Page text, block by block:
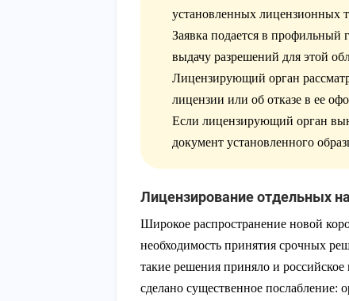
установленных лицензионных
Заявка подается в профильный
выдачу разрешений для этой
Лицензирующий орган
лицензии или об отказе в ее
Если лицензирующий орган
документ установленного
Лицензирование отдельных
Широкое распространение новой
необходимость принятия срочных
такие решения приняло и
сделано существенное